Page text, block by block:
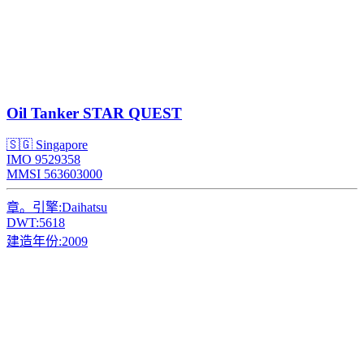
Oil Tanker STAR QUEST
🇸🇬 Singapore
IMO 9529358
MMSI 563603000
章。引擎:Daihatsu
DWT:5618
建造年份:2009